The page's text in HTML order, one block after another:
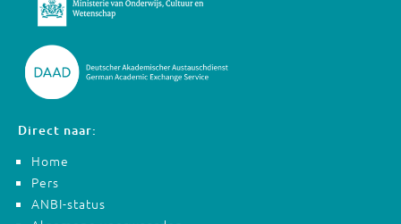
Direct naar:
Home
Pers
ANBI-status